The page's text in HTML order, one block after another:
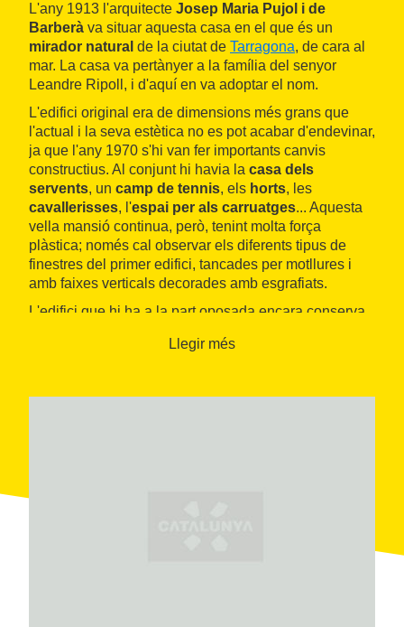
L'any 1913 l'arquitecte Josep Maria Pujol i de
Barberà va situar aquesta casa en el que és un
mirador natural de la ciutat de Tarragona, de cara al
mar. La casa va pertànyer a la família del senyor
Leandre Ripoll, i d'aquí en va adoptar el nom.
L'edifici original era de dimensions més grans que
l'actual i la seva estètica no es pot acabar d'endevinar,
ja que l'any 1970 s'hi van fer importants canvis
constructius. Al conjunt hi havia la casa dels
servents, un camp de tennis, els horts, les
cavallerisses, l'espai per als carruatges... Aquesta
vella mansió continua, però, tenint molta força
plàstica; només cal observar els diferents tipus de
finestres del primer edifici, tancades per motllures i
amb faixes verticals decorades amb esgrafiats.
L'edifici que hi ha a la part oposada encara conserva,
una tribuna, un coronament curvilini treballat amb
Encara que la visita interior de l'edifici no és possible,
Llegir més